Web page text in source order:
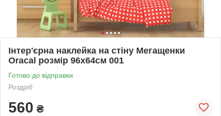
Інтер'єрна наклейка на стіну Мегащенки
Oracal розмір 96х64см 001
Готово до відправки
Роздріб
560 ₴